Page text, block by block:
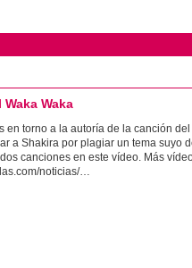
Waka
en torno a la autoría de la canción
a Shakira por plagiar un tema suyo
canciones en este vídeo. Más
noticias/…